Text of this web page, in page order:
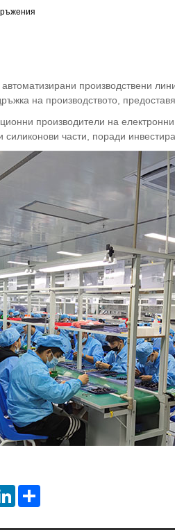
производствени
на производството,
производители на
силиконови части, поради
LinkedIn